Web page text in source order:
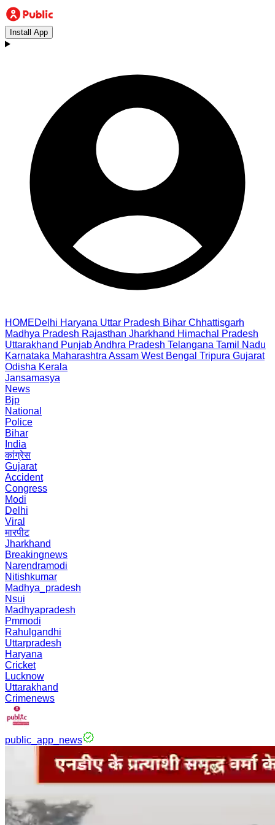
Install App
HOMEDelhi Haryana Uttar Pradesh Bihar Chhattisgarh
Madhya Pradesh Rajasthan Jharkhand Himachal Pradesh
Uttarakhand PunjabAndhra Pradesh Telangana Tamil Nadu
Karnataka Maharashtra Assam West Bengal Tripura Gujarat
Odisha Kerala
Jansamasya
News
Bjp
National
Police
Bihar
India
कांग्रेस
Gujarat
Accident
Congress
Modi
Delhi
Viral
मारपीट
Jharkhand
Breakingnews
Narendramodi
Nitishkumar
Madhya_pradesh
Nsui
Madhyapradesh
Pmmodi
Rahulgandhi
Uttarpradesh
Haryana
Cricket
Lucknow
Uttarakhand
Crimenews
public_app_news